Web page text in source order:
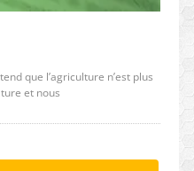
que l’agriculture n’est plus
et nous